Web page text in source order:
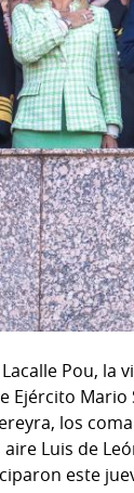
Pou, la
Ejército
los
aire Luis de
este